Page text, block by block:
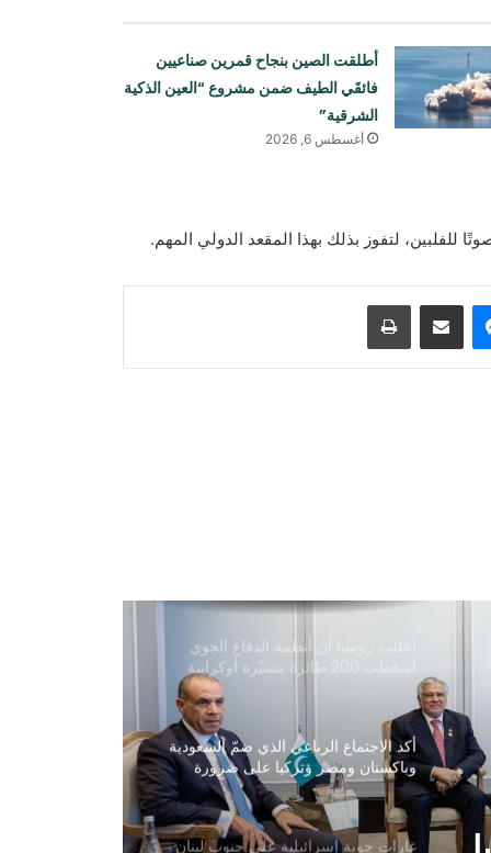
أطلقت الصين بنجاح قمرين صناعيين
فائقَي الطيف ضمن مشروع “العين الذكية
الشرقية”
أغسطس 6, 2026
ماسنجر مشاركة عبر البريد طباعة
تقارير عن جهود دبلوماسية للتوصل إلى
ترامب: أسعار الطاقة ستنخفض ومضيق
دعت منظمة العفو الدولية إلى منح عمران
خان الحق في لقاء عائلته ومحاميه وتلقي
أعلنت روسيا أن أنظمة الدفاع الجوي
أسقطت 200 طائرة مسيّرة أوكرانية
خلال الأربع والعشرين ساعة الماضية
أكد الاجتماع الرباعي الذي ضمّ السعودية
وباكستان ومصر وتركيا على ضرورة
خفض حدة التوترات الإقليمية
غارات جوية إسرائيلية على جنوب لبنان